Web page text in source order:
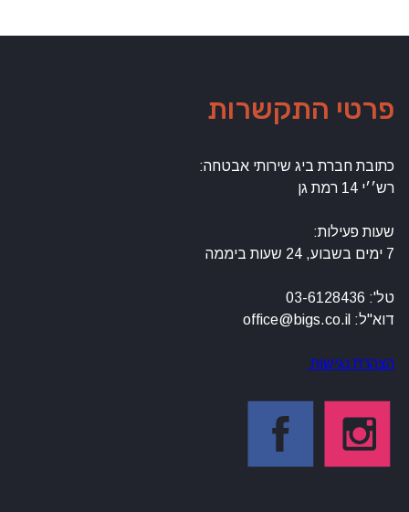
פרטי התקשרות
כתובת חברת ביג שירותי אבטחה:
רש׳׳י 14 רמת גן
שעות פעילות:
7 ימים בשבוע, 24 שעות ביממה
טל': 03-6128436
דוא"ל: office@bigs.co.il
הצהרת נגישות